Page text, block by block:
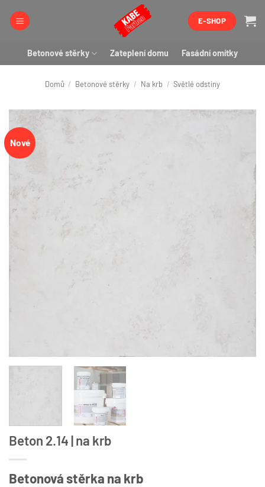
E-SHOP
Betonové stěrky Zateplení domu Fasádní omítky
Domů / Betonové stěrky / Na krb / Světlé odstíny
Nové
Beton 2.14 | na krb
Betonová stěrka na krb